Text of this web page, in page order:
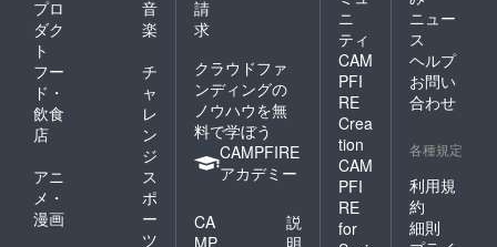
プロ
ダク
ト
音
楽
フー
ド・
飲食
店
チ
ャ
レ
ン
ジ
アニ
メ・
漫画
ス
ポ
ー
ツ
請
求
クラウドファ
ンディングの
ノウハウを無
料で学ぼう
CAMPFIRE
アカデミー
CA
説
ニ
ティ
CAM
PFI
RE
Crea
tion
CAM
PFI
RE
for
ニュー
ス
ヘルプ
お問い
合わせ
各種規定
利用規
約
細則